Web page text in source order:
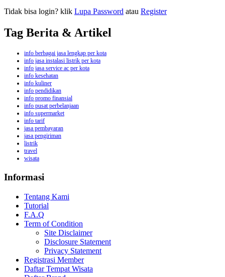
Tidak bisa login? klik Lupa Password atau Register
Tag Berita & Artikel
info berbagai jasa lengkap per kota
info jasa instalasi listrik per kota
info jasa service ac per kota
info kesehatan
info kuliner
info pendidikan
info promo finansial
info pusat perbelanjaan
info supermarket
info tarif
jasa pembayaran
jasa pengiriman
listrik
travel
wisata
Informasi
Tentang Kami
Tutorial
F.A.Q
Term of Condition
Site Disclaimer
Disclosure Statement
Privacy Statement
Registrasi Member
Daftar Tempat Wisata